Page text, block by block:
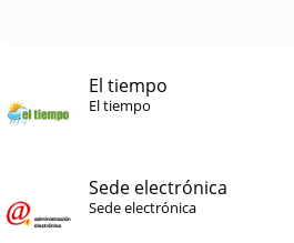
El tiempo
El tiempo
Sede electrónica
Sede electrónica